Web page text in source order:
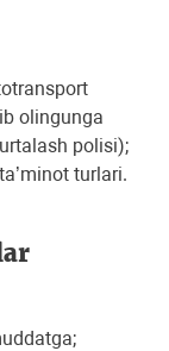
olingunga
polisi);
turlari.